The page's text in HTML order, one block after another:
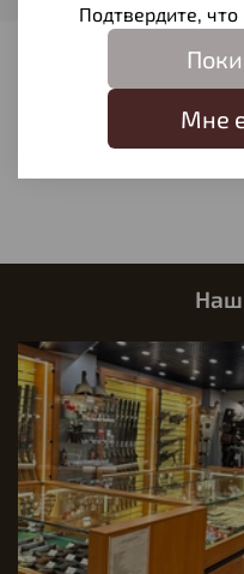
Отзывов еще никто не
Наш
Подтвердите,
Мне